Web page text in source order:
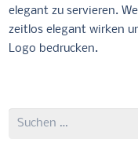
elegant zu servieren.
zeitlos elegant wirken
Logo bedrucken.
Suchen